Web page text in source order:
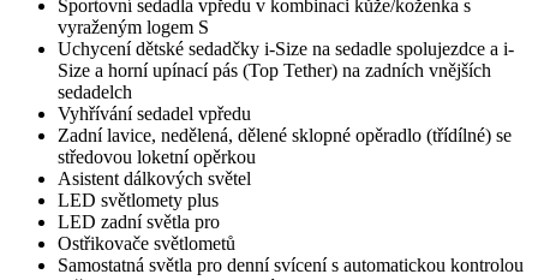
Sportovní sedadla vpředu v kombinaci kůže/koženka s
vyraženým logem S
Uchycení dětské sedadčky i-Size na sedadle spolujezdce a i-
Size a horní upínací pás (Top Tether) na zadních vnějších
sedadelch
Vyhřívání sedadel vpředu
Zadní lavice, nedělená, dělené sklopné opěradlo (třídílné) se
středovou loketní opěrkou
Asistent dálkových světel
LED světlomety plus
LED zadní světla pro
Ostřikovače světlometů
Samostatná světla pro denní svícení s automatickou kontrolou